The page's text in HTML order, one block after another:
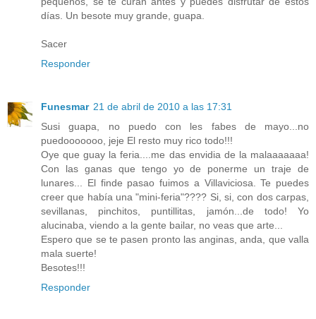
días. Un besote muy grande, guapa.
Sacer
Responder
Funesmar 21 de abril de 2010 a las 17:31
Susi guapa, no puedo con les fabes de mayo...no
puedooooooo, jeje El resto muy rico todo!!!
Oye que guay la feria....me das envidia de la malaaaaaaa!
Con las ganas que tengo yo de ponerme un traje de
lunares... El finde pasao fuimos a Villaviciosa. Te puedes
creer que había una "mini-feria"???? Si, si, con dos carpas,
sevillanas, pinchitos, puntillitas, jamón...de todo! Yo
alucinaba, viendo a la gente bailar, no veas que arte...
Espero que se te pasen pronto las anginas, anda, que valla
mala suerte!
Besotes!!!
Responder